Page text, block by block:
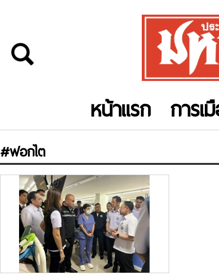
หน้าแรก การเ
#ฟอกไต